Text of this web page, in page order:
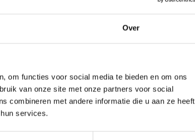
Over
om functies voor social media te bieden en om ons
van onze site met onze partners voor social
combineren met andere informatie die u aan ze heeft
services.
toetsenbord voor een comfortabele typervaring
voor een laptop-achtige ervaring
optimale kijkhoeken